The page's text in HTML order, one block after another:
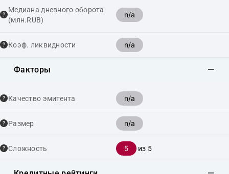
Медиана дневного оборота
(млн.RUB)
n/a
Коэф. ликвидности n/a
Факторы
Качество эмитента n/a
Размер n/a
Сложность 5 из 5